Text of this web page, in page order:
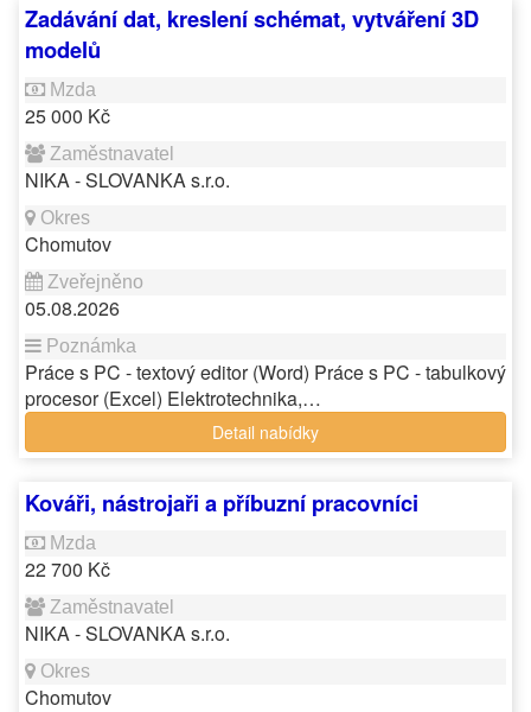
Zadávání dat, kreslení schémat, vytváření 3D
modelů
25 000 Kč
NIKA - SLOVANKA s.r.o.
Chomutov
05.08.2026
Práce s PC - textový editor (Word) Práce s PC - tabulkový
procesor (Excel) Elektrotechnika,…
Detail nabídky
Kováři, nástrojaři a příbuzní pracovníci
22 700 Kč
NIKA - SLOVANKA s.r.o.
Chomutov